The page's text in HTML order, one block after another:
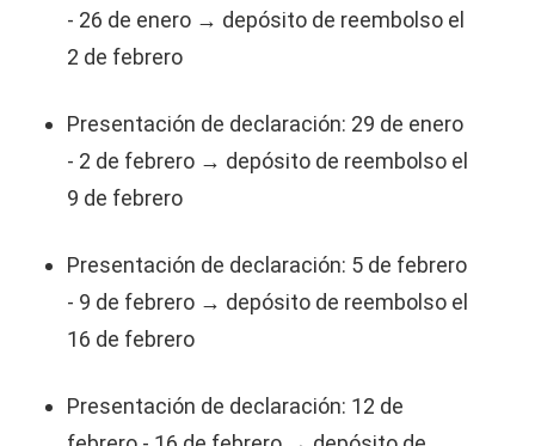
- 26 de enero → depósito de reembolso el
2 de febrero
Presentación de declaración: 29 de enero
- 2 de febrero → depósito de reembolso el
9 de febrero
Presentación de declaración: 5 de febrero
- 9 de febrero → depósito de reembolso el
16 de febrero
Presentación de declaración: 12 de